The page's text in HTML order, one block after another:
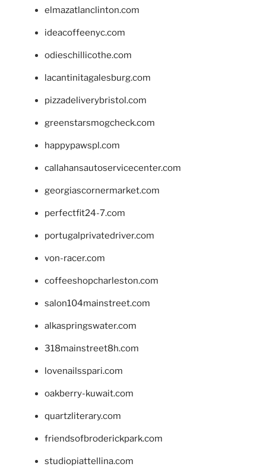
elmazatlanclinton.com
ideacoffeenyc.com
odieschillicothe.com
lacantinitagalesburg.com
pizzadeliverybristol.com
greenstarsmogcheck.com
happypawspl.com
callahansautoservicecenter.com
georgiascornermarket.com
perfectfit24-7.com
portugalprivatedriver.com
von-racer.com
coffeeshopcharleston.com
salon104mainstreet.com
alkaspringswater.com
318mainstreet8h.com
lovenailsspari.com
oakberry-kuwait.com
quartzliterary.com
friendsofbroderickpark.com
studiopiattellina.com